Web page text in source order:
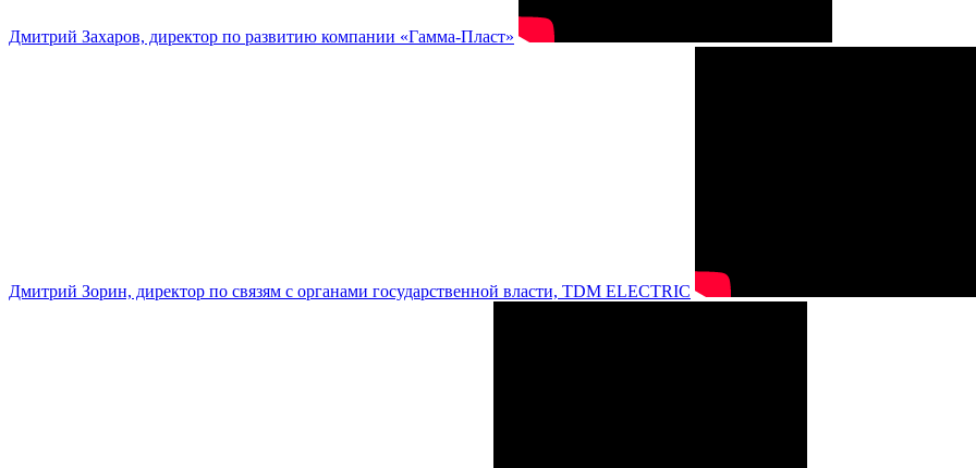
Дмитрий Захаров, директор по развитию компании «Гамма-Пласт»
Дмитрий Зорин, директор по связям с органами государственной власти, TDM ELECTRIC